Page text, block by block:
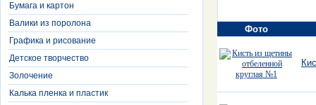
Бумага и картон
Валики из поролона
Графика и рисование
Детское творчество
Золочение
Калька пленка и пластик
Фото